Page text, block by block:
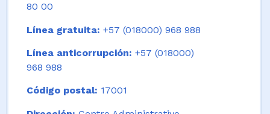
80 00
Línea gratuita: +57 (018000) 968 988
Línea anticorrupción: +57 (018000)
968 988
Código postal: 17001